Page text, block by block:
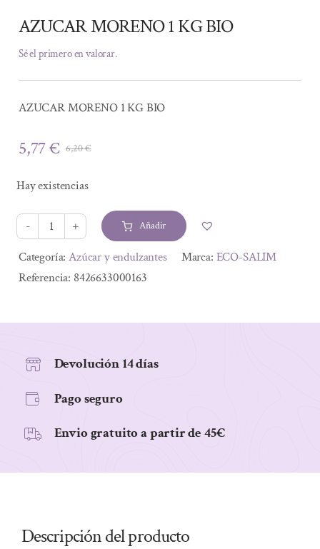
AZUCAR MORENO 1 KG BIO
Sé el primero en valorar.
AZUCAR MORENO 1 KG BIO
6,20€El
era:
6,20 €.
5,77€
El
es:
5,77 €.
Hay existencias
AZUCAR
MORENO
1
Añadir
Alternative:
Categoría:Azúcar y endulzantes Marca: ECO-SALIM
Referencia: 8426633000163
Devolución 14 días
Pago seguro
Envio gratuito a partir de 45€
Descripción del producto